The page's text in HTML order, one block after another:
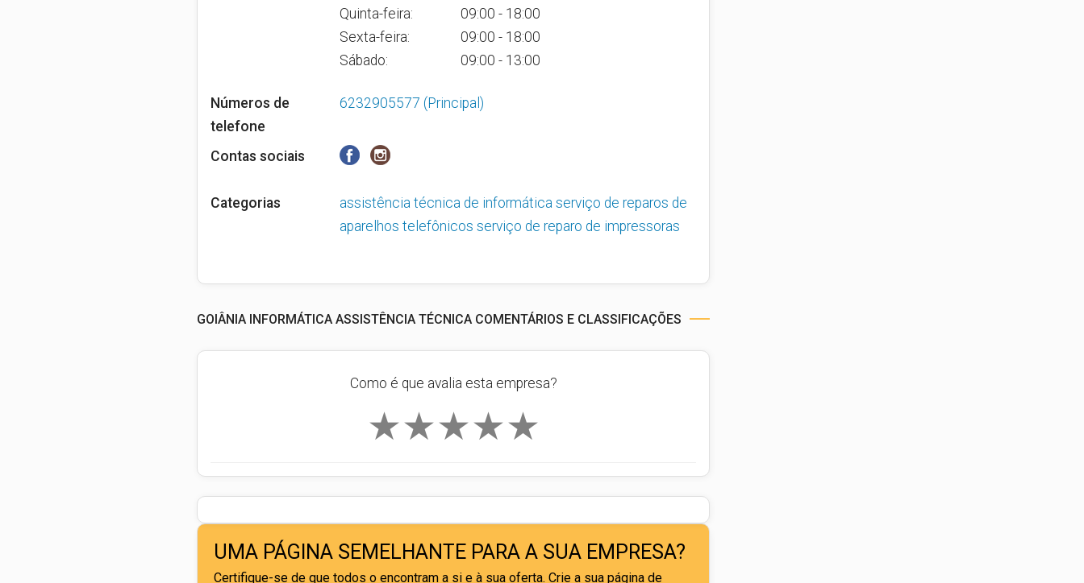
Quinta-feira:
09:00 - 18:00
Sexta-feira:
09:00 - 18:00
Sábado:
09:00 - 13:00
Números de
telefone
6232905577 (Principal)
Contas sociais
Categorias assistência técnica de informática serviço de reparos de
aparelhos telefônicos serviço de reparo de impressoras
GOIÂNIA INFORMÁTICA ASSISTÊNCIA TÉCNICA COMENTÁRIOS E CLASSIFICAÇÕES
Como é que avalia esta empresa?
★
★
★
★
★
UMA PÁGINA SEMELHANTE PARA A SUA EMPRESA?
Certifique-se de que todos o encontram a si e à sua oferta. Crie a sua página de